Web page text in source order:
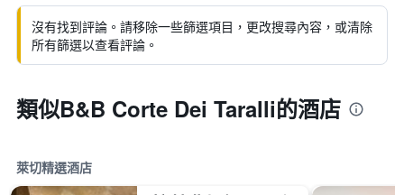
沒有找到評論。請移除一些篩選項目，更改搜尋內容，或清除
所有篩選以查看評論。
類似B&B Corte Dei Taralli的酒店
萊切精選酒店